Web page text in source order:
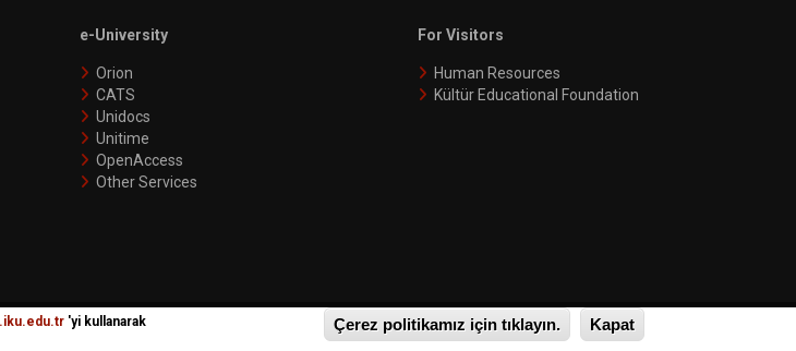
e-University
Orion
CATS
Unidocs
Unitime
OpenAccess
Other Services
For Visitors
Human Resources
Kültür Educational Foundation
Privacy Policy Terms of Use Access to Informatıon
'yi kullanarak
Çerez politikamız için tıklayın. Kapat